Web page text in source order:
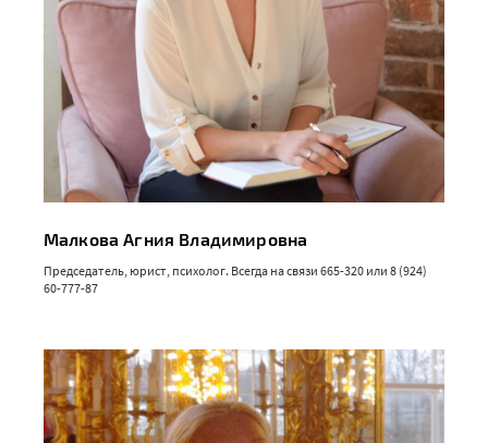
Малкова Агния Владимировна
Председатель, юрист, психолог. Всегда на связи 665-320 или 8 (924)
60-777-87